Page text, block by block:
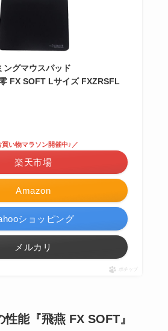
グマウスパッド
FX SOFT Lサイズ FXZRSFL
Amazon
買い物マラソン開催中♪／
楽天市場
ショッピング
メルカリ
ポチップ
能『飛燕 FX SOFT』